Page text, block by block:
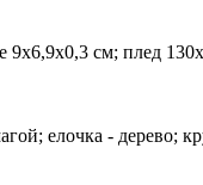
9х6,9х0,3 см; плед
елочка - дерево;